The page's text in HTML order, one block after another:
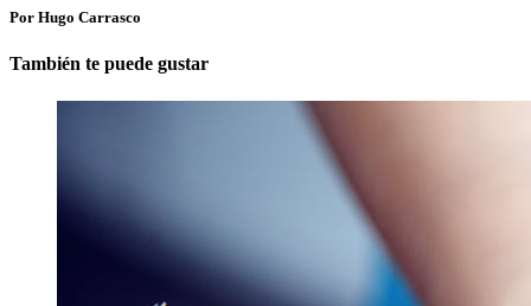
Por Hugo Carrasco
También te puede gustar